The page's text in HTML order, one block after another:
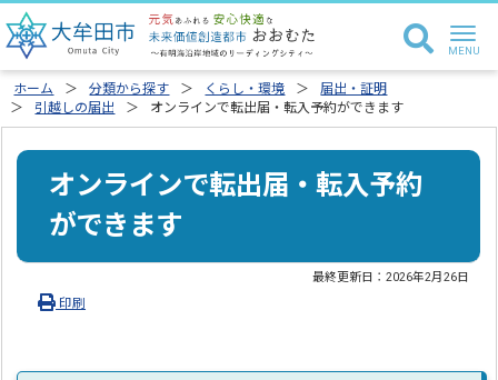
ホーム 分類から探す くらし・環境
届出・証明
引越しの届出
オンラインで転出届・転入予約ができます
オンラインで転出届・転入予約
ができます
最終更新日：2026年2月26日
印刷